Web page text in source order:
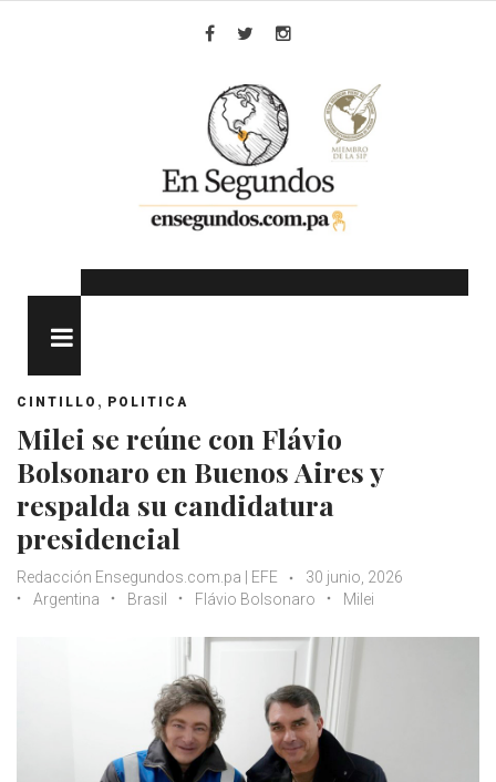
CINTILLO , POLITICA
Milei se reúne con Flávio
Bolsonaro en Buenos Aires y
respalda su candidatura
presidencial
Redacción Ensegundos.com.pa | EFE
30 junio, 2026
Argentina
Brasil Flávio Bolsonaro Milei